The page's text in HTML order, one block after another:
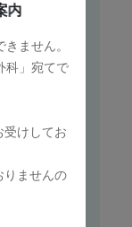
きません。
であるか
当院「予
電話でご
る場合。
（紹介状
内
ません。
」宛てで
受けしてお
ませんの